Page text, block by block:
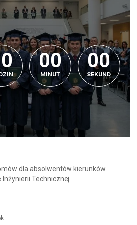
0
0
00
00
MINUT
00
00
SEKUND
dla absolwentów kierunków
Inżynierii Technicznej